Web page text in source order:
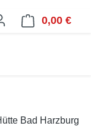
0,00 €
Bad Harzburg